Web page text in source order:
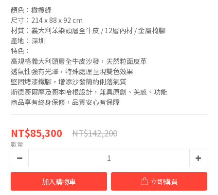
顏色：橄欖綠
尺寸：214 x 88 x 92 cm
材質：義大利苯染頭層全牛皮 / 12層內材 / 金屬椅腳
產地：深圳
特色：
高規格義大利頭層全牛皮沙發，天然粒面皮革
透氣性強有光澤，特殊處理呈現雙色效果
堅固烤漆鐵腳，增添沙發簡約俐落氣質
斯德哥爾摩及哥本哈根設計，兼具原創、美感、功能
商品享有終身保修，品質安心有保障
NT$85,300 NT$142,200
數量
加入購物車 立即購買